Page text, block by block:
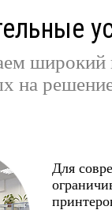
широкий
на
Для